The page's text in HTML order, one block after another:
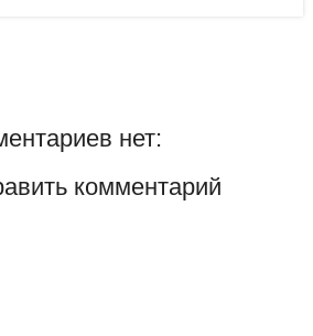
нет:
комментарий